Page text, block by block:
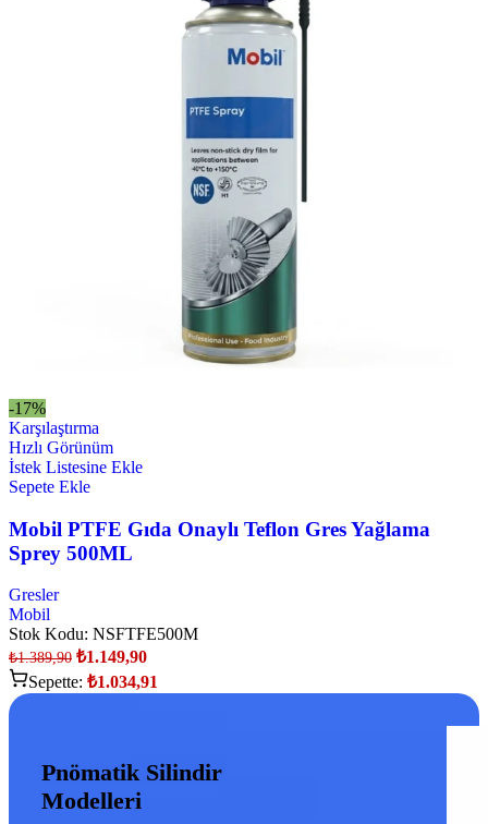
-17%
Karşılaştırma
Hızlı Görünüm
İstek Listesine Ekle
Sepete Ekle
Mobil PTFE Gıda Onaylı Teflon Gres Yağlama
Sprey 500ML
Gresler
Mobil
Stok Kodu: NSFTFE500M
₺1.389,90 ₺1.149,90
Sepette: ₺1.034,91
Pnömatik Silindir
Modelleri